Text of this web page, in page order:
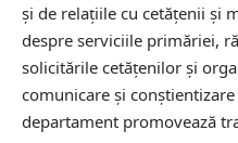
și de relațiile cu cetățenii și
despre serviciile primăriei,
solicitările cetățenilor și
comunicare și
departament promovează